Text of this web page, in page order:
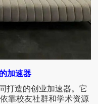
加速器
打造的创业加速器。它
靠校友社群和学术资源